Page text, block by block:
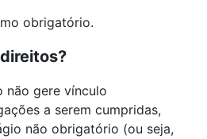
obrigatório.
não gere vínculo
a serem cumpridas,
não obrigatório (ou seja,